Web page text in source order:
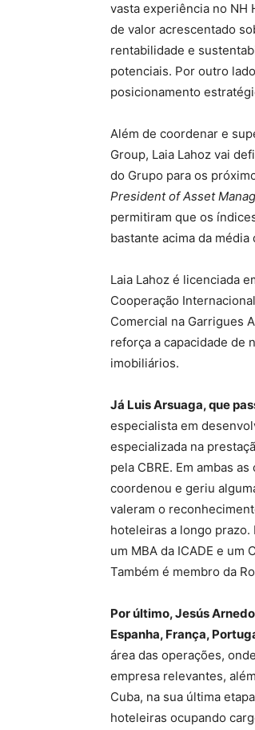
vasta experiência no NH
de valor acrescentado
rentabilidade e
potenciais. Por outro
posicionamento
Além de coordenar e
Group, Laia Lahoz vai
do Grupo para os
President of Asset
permitiram que os
bastante acima da média
Laia Lahoz é licenciada
Cooperação
Comercial na Garrigues
reforça a capacidade de
imobiliários.
Já Luis Arsuaga, que
especialista em
especializada na
pela CBRE. Em ambas
coordenou e geriu
valeram o
hoteleiras a longo
um MBA da ICADE e
Também é membro da
Por último, Jesús
Espanha, França,
área das operações,
empresa relevantes,
Cuba, na sua última
hoteleiras ocupando